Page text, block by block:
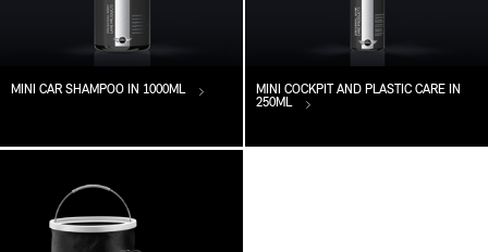
MINI CAR SHAMPOO IN 1000ML
MINI COCKPIT AND PLASTIC CARE IN
250ML